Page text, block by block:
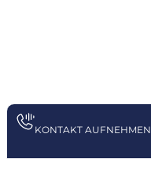
KONTAKT AUFNEHMEN